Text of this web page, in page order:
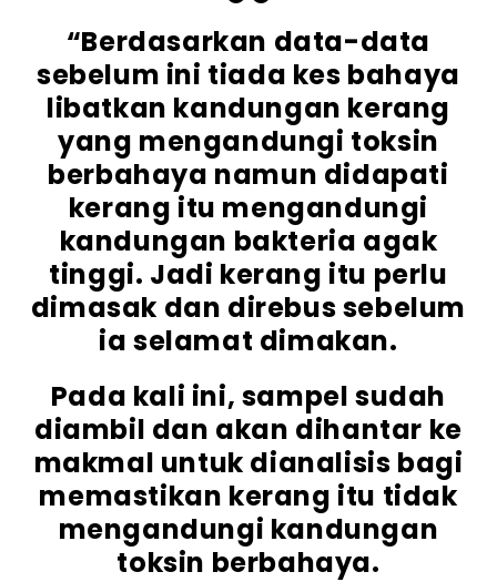
“Berdasarkan data-data
sebelum ini tiada kes bahaya
libatkan kandungan kerang
yang mengandungi toksin
berbahaya namun didapati
kerang itu mengandungi
kandungan bakteria agak
tinggi. Jadi kerang itu perlu
dimasak dan direbus sebelum
ia selamat dimakan.
Pada kali ini, sampel sudah
diambil dan akan dihantar ke
makmal untuk dianalisis bagi
memastikan kerang itu tidak
mengandungi kandungan
toksin berbahaya.